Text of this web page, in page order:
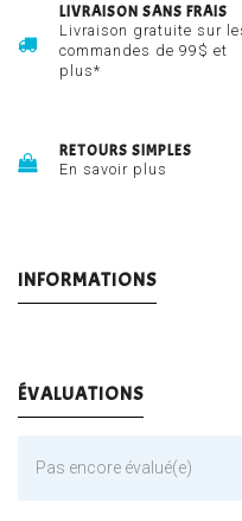
LIVRAISON SANS FRAIS
Livraison gratuite sur
commandes de 99$ et
plus*
RETOURS SIMPLES
En savoir plus
INFORMATIONS
ÉVALUATIONS
Pas encore évalué(e)